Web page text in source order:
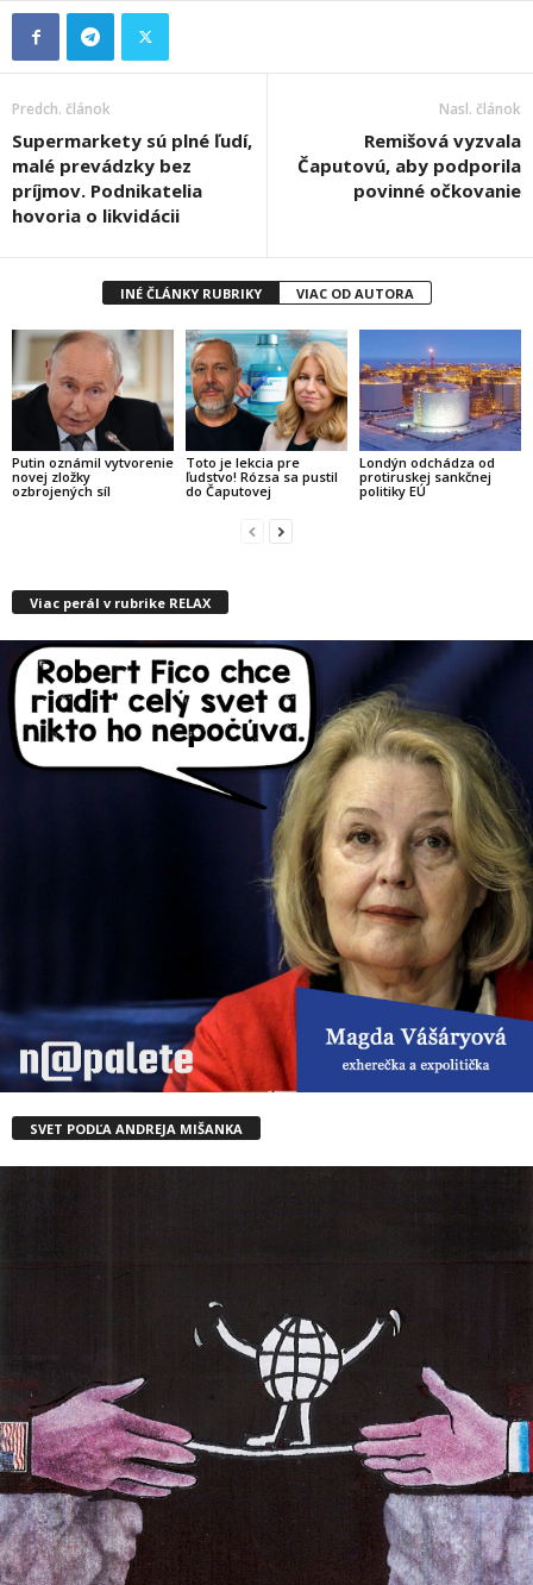
Predch. článok
Supermarkety sú plné ľudí,
malé prevádzky bez
príjmov. Podnikatelia
hovoria o likvidácii
Nasl. článok
Remišová vyzvala
Čaputovú, aby podporila
povinné očkovanie
INÉ ČLÁNKY RUBRIKY VIAC OD AUTORA
Putin oznámil vytvorenie
novej zložky
ozbrojených síl
Toto je lekcia pre
ľudstvo! Rózsa sa pustil
do Čaputovej
Londýn odchádza od
protiruskej sankčnej
politiky EÚ
Viac perál v rubrike RELAX
SVET PODĽA ANDREJA MIŠANKA